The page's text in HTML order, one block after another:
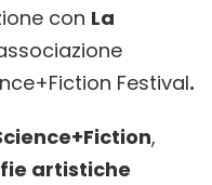
con La
Festival.
,
artistiche